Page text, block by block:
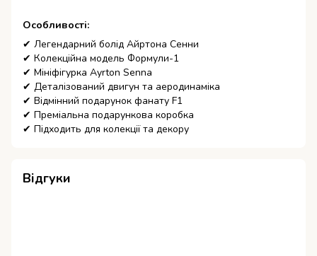
Особливості:
✔ Легендарний болід Айртона Сенни
✔ Колекційна модель Формули-1
✔ Мініфігурка Ayrton Senna
✔ Деталізований двигун та аеродинаміка
✔ Відмінний подарунок фанату F1
✔ Преміальна подарункова коробка
✔ Підходить для колекції та декору
Відгуки